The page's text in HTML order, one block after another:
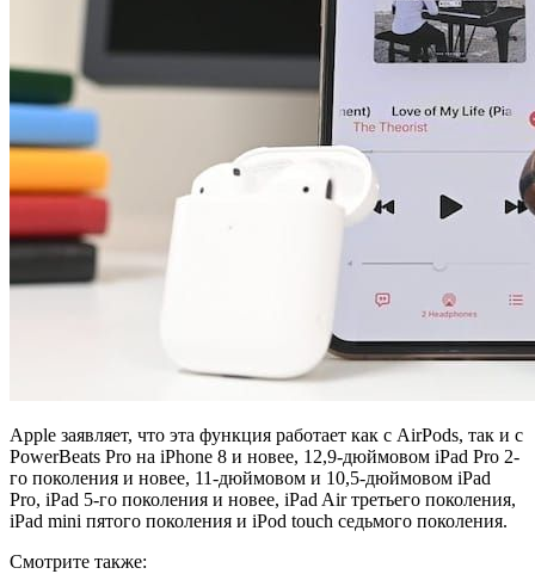
Apple заявляет, что эта функция работает как с AirPods, так и с
PowerBeats Pro на iPhone 8 и новее, 12,9-дюймовом iPad Pro 2-
го поколения и новее, 11-дюймовом и 10,5-дюймовом iPad
Pro, iPad 5-го поколения и новее, iPad Air третьего поколения,
iPad mini пятого поколения и iPod touch седьмого поколения.
Смотрите также: